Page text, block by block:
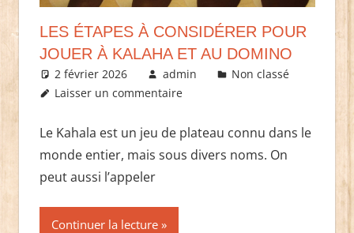
LES ÉTAPES À CONSIDÉRER POUR
JOUER À KALAHA ET AU DOMINO
2 février 2026 admin
Non classé
Laisser un commentaire
Le Kahala est un jeu de plateau connu dans le
monde entier, mais sous divers noms. On
peut aussi l’appeler
Continuer la lecture